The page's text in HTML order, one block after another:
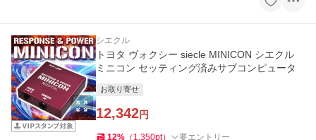
シエクル
トヨタ ヴォクシー siecle MINICON シエクル
ミニコン セッティング済みサブコンピュータ
お取り寄せ
12,342円
12% （ 1,350pt） 要エントリー